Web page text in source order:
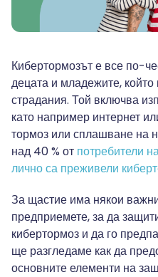
Кибертормозът е все по-
децата и младежите,
страдания. Той включва
като например интернет
тормоз или сплашване на
над 40 % от потребители
лично са преживели
За щастие има някои
предприемете, за да
кибертормоз и да го
ще разгледаме как да
основните елементи на